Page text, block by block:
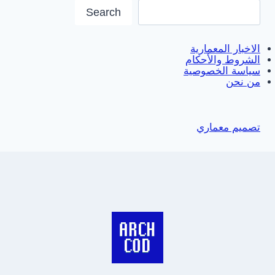
Search
الاخبار المعمارية
الشروط والأحكام
سياسة الخصوصية
من نحن
تصميم معماري